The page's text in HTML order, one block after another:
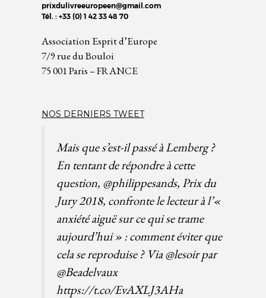
prixdulivreeuropeen@gmail.com
Tél. : +33 (0) 1 42 33 48 70
Association Esprit d’Europe
7/9 rue du Bouloi
75 001 Paris – FRANCE
NOS DERNIERS TWEET
Mais que s’est-il passé à Lemberg ?
En tentant de répondre à cette
question, @philippesands, Prix du
Jury 2018, confronte le lecteur à l’«
anxiété aiguë sur ce qui se trame
aujourd’hui » : comment éviter que
cela se reproduise ? Via@lesoirpar
@Beadelvaux
https://t.co/EvAXLJ3AHa